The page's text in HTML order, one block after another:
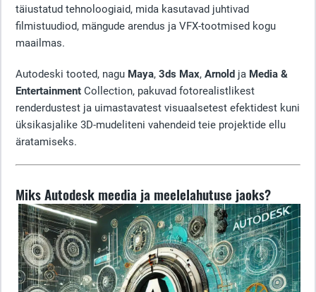
täiustatud tehnoloogiaid, mida kasutavad juhtivad
filmistuudiod, mängude arendus ja VFX-tootmised kogu
maailmas.
Autodeski tooted, nagu Maya, 3ds Max, Arnold ja Media &
Entertainment Collection, pakuvad fotorealistlikest
renderdustest ja uimastavatest visuaalsetest efektidest kuni
üksikasjalike 3D-mudeliteni vahendeid teie projektide ellu
äratamiseks.
Miks Autodesk meedia ja meelelahutuse jaoks?